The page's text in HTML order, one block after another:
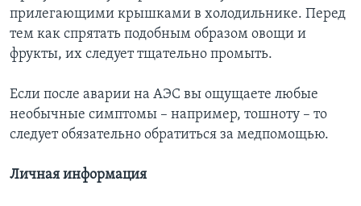
прилегающими крышками в холодильнике. Перед
тем как спрятать подобным образом овощи и
фрукты, их следует тщательно промыть.
Если после аварии на АЭС вы ощущаете любые
необычные симптомы – например, тошноту – то
следует обязательно обратиться за медпомощью.
Личная информация